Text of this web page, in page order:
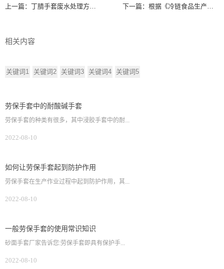
上一篇： 丁腈手套废水处理方法及工艺 下一篇：根据《冷链食品生产经营新冠防控技术指南》分析并使用一次性丁腈手套
相关内容
关键词1 关键词2 关键词3 关键词4 关键词5
劳保手套中的耐酸碱手套
劳保手套的种类有很多，其中浸胶手套中的耐...
2022-08-10
如何让劳保手套起到防护作用
劳保手套在生产作业过程中起到防护作用，其...
2022-08-10
一般劳保手套的使用常识知识
砂面手套厂家告诉您:劳保手套即具有保护手...
2022-08-10